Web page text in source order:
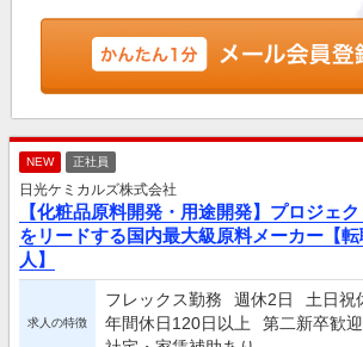
NEW 正社員
日光ケミカルズ株式会社
【化粧品原料開発・用途開発】プロジェ
をリードする国内最大級原料メーカー【
人】
求人の特徴
フレックス勤務 週休2日
土日祝
年間休日120日以上
第二新卒歓迎